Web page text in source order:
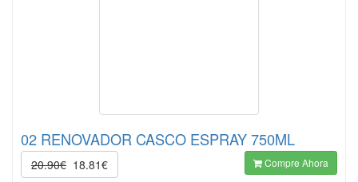
02 RENOVADOR CASCO ESPRAY 750ML
20.90€ 18.81€ Compre Ahora